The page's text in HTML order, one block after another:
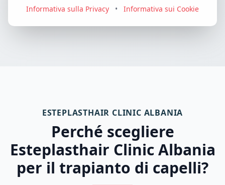
Informativa sulla Privacy
• Informativa sui Cookie
ESTEPLASTHAIR CLINIC ALBANIA
Perché scegliere
Esteplasthair Clinic Albania
per il trapianto di capelli?